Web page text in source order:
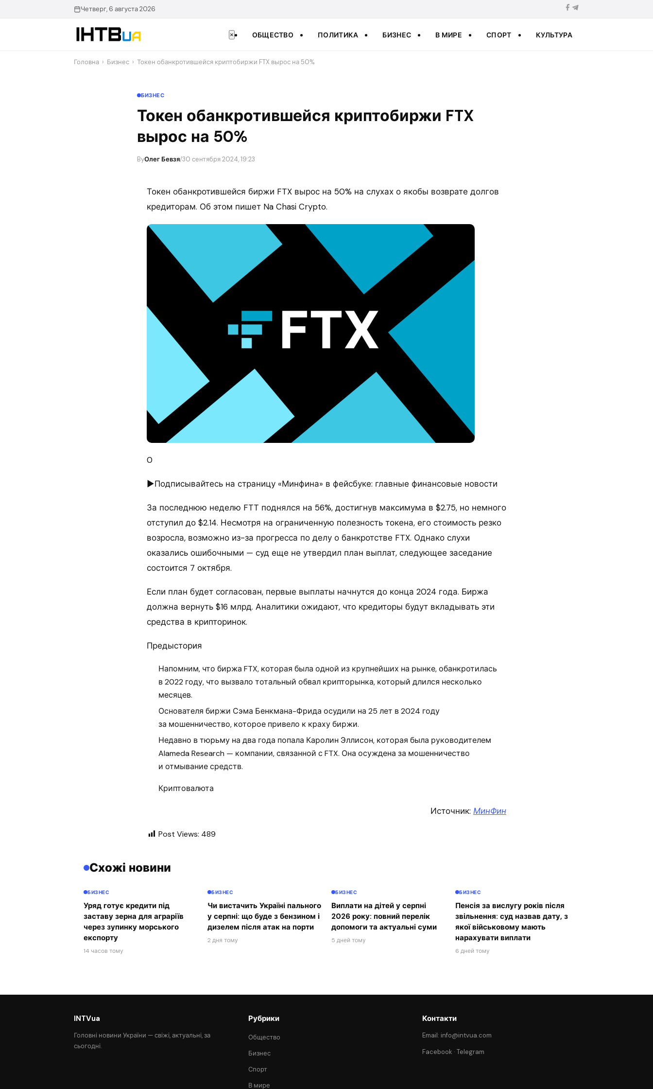
Четверг, 6 августа 2026
× ОБЩЕСТВО ПОЛИТИКА БИЗНЕС В МИРЕ СПОРТ КУЛЬТУРА
Головна › Бизнес › Токен обанкротившейся криптобиржи FTX вырос на 50%
БИЗНЕС
Токен обанкротившейся криптобиржи FTX
вырос на 50%
ByОлег Бевзя/30 сентября 2024, 19:23
Токен обанкротившейся биржи FTX вырос на 50% на слухах о якобы возврате долгов
кредиторам. Об этом пишет Na Chasi Crypto.
0
►Подписывайтесь на страницу «Минфина» в фейсбуке: главные финансовые новости
За последнюю неделю FTT поднялся на 56%, достигнув максимума в $2.75, но немного
отступил до $2.14. Несмотря на ограниченную полезность токена, его стоимость резко
возросла, возможно из-за прогресса по делу о банкротстве FTX. Однако слухи
оказались ошибочными — суд еще не утвердил план выплат, следующее заседание
состоится 7 октября.
Если план будет согласован, первые выплаты начнутся до конца 2024 года. Биржа
должна вернуть $16 млрд. Аналитики ожидают, что кредиторы будут вкладывать эти
средства в крипторинок.
Предыстория
Напомним, что биржа FTX, которая была одной из крупнейших на рынке, обанкротилась
в 2022 году, что вызвало тотальный обвал крипторынка, который длился несколько
месяцев.
Основателя биржи Сэма Бенкмана-Фрида осудили на 25 лет в 2024 году
за мошенничество, которое привело к краху биржи.
Недавно в тюрьму на два года попала Каролин Эллисон, которая была руководителем
Alameda Research — компании, связанной с FTX. Она осуждена за мошенничество
и отмывание средств.
Криптовалюта
Источник: МинФин
Post Views: 489
Схожі новини
БИЗНЕС
Уряд готує кредити під
заставу зерна для аграріїв
через зупинку морського
експорту
14 часов тому
БИЗНЕС
Чи вистачить Україні пального
у серпні: що буде з бензином і
дизелем після атак на порти
2 дня тому
БИЗНЕС
Виплати на дітей у серпні
2026 року: повний перелік
допомоги та актуальні суми
5 дней тому
БИЗНЕС
Пенсія за вислугу років після
звільнення: суд назвав дату, з
якої військовому мають
нарахувати виплати
6 дней тому
INTVua
Головні новини України — свіжі, актуальні, за
сьогодні.
Рубрики
Общество
Бизнес
Спорт
В мире
Контакти
Email: info@intvua.com
Facebook ·Telegram